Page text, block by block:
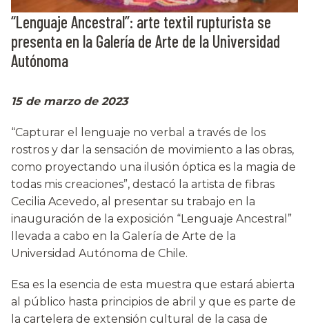
“Lenguaje Ancestral”: arte textil rupturista se
presenta en la Galería de Arte de la Universidad
Autónoma
15 de marzo de 2023
“Capturar el lenguaje no verbal a través de los
rostros y dar la sensación de movimiento a las obras,
como proyectando una ilusión óptica es la magia de
todas mis creaciones”, destacó la artista de fibras
Cecilia Acevedo, al presentar su trabajo en la
inauguración de la exposición “Lenguaje Ancestral”
llevada a cabo en la Galería de Arte de la
Universidad Autónoma de Chile.
Esa es la esencia de esta muestra que estará abierta
al público hasta principios de abril y que es parte de
la cartelera de extensión cultural de la casa de